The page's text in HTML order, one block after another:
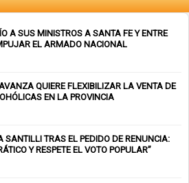
A SUS MINISTROS A SANTA FE Y ENTRE
EL ARMADO NACIONAL
QUIERE FLEXIBILIZAR LA VENTA DE
EN LA PROVINCIA
SANTILLI TRAS EL PEDIDO DE RENUNCIA:
Y RESPETE EL VOTO POPULAR”